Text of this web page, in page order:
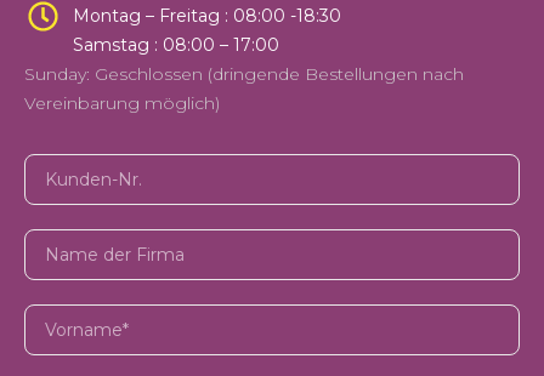
Montag – Freitag : 08:00 -18:30
Samstag : 08:00 – 17:00
Sunday: Geschlossen (dringende Bestellungen nach
Vereinbarung möglich)